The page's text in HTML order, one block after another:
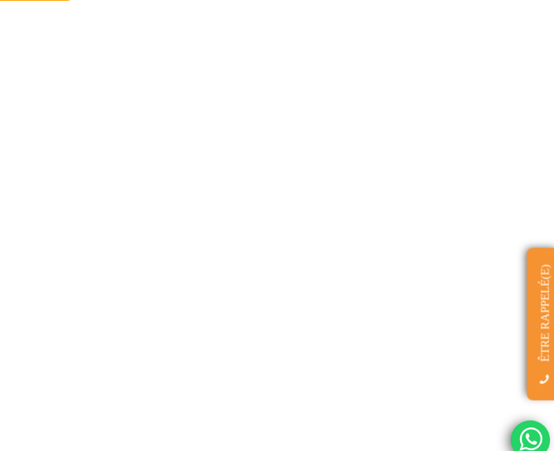
ÊTRE RAPPELÉ(E)